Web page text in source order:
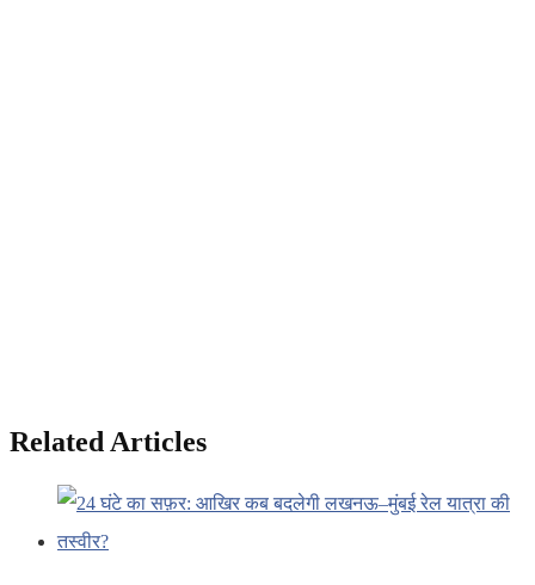
Related Articles